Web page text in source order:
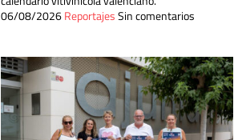
06/08/2026ReportajesSin comentarios